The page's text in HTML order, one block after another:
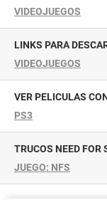
VIDEOJUEGOS
LINKS PARA
VIDEOJUEGOS
VER PELICULAS
PS3
TRUCOS NEED
JUEGO: NFS